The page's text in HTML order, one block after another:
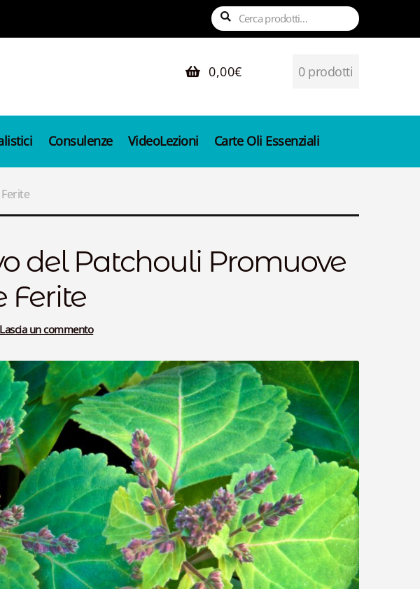
Cerca:
Cerca
0,00€ 0 prodotti
Consulenze VideoLezioni Carte Oli Essenziali
del Patchouli Promuove
Ferite
Lascia un commento